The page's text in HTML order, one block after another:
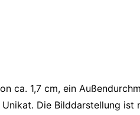
ca. 1,7 cm, ein
Die Bilddarstellung ist